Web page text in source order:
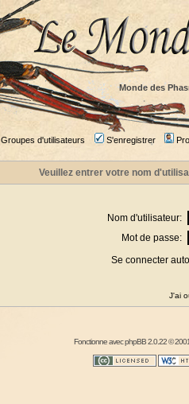
Monde des
Groupes d'utilisateurs S'enregistrer
Veuillez entrer votre nom
Nom d'utilisateur:
Mot de passe:
Se connecter
J'ai
Fonctionne avecphpBB2.0.22 ©